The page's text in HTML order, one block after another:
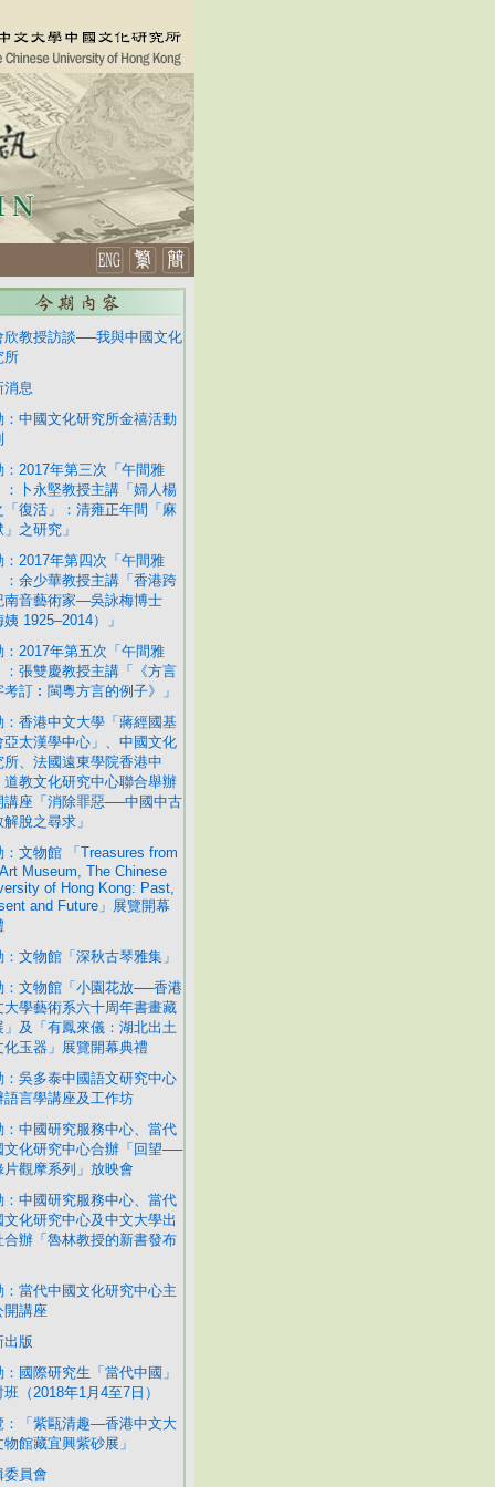
欣教授訪談──我與中國文化
所
消息
：中國文化研究所金禧活動
：2017年第三次「午間雅
：卜永堅教授主講「婦人楊
「復活」：清雍正年間「麻
之研究」
：2017年第四次「午間雅
：余少華教授主講「香港跨
南音藝術家—吳詠梅博士
1925–2014）」
：2017年第五次「午間雅
：張雙慶教授主講「《方言
考訂︰閩粵方言的例子》」
：香港中文大學「蔣經國基
亞太漢學中心」、中國文化
所、法國遠東學院香港中
道教文化研究中心聯合舉辦
講座「消除罪惡──中國中古
脫之尋求」
：文物館 「Treasures from
Museum, The Chinese
of Hong Kong: Past,
and Future」展覽開幕
：文物館「深秋古琴雅集」
：文物館「小園花放──香港
大學藝術系六十周年書畫藏
」及「有鳳來儀：湖北出土
化玉器」展覽開幕典禮
：吳多泰中國語文研究中心
語言學講座及工作坊
：中國研究服務中心、當代
文化研究中心合辦「回望──
片觀摩系列」放映會
：中國研究服務中心、當代
文化研究中心及中文大學出
合辦「魯林教授的新書發布
：當代中國文化研究中心主
開講座
出版
：國際研究生「當代中國」
（2018年1月4至7日）
：「紫甌清趣—香港中文大
物館藏宜興紫砂展」
委員會